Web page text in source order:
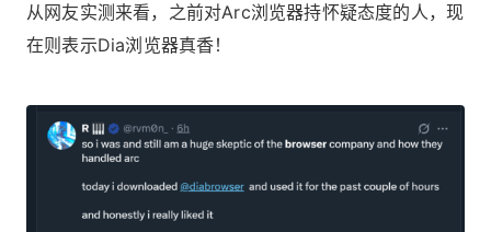
从网友实测来看，之前对Arc浏览器持怀疑态度的人，现
在则表示Dia浏览器真香！